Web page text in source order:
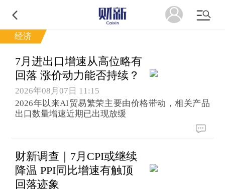
经济
7月进出口增速从高位略有
回落 涨价动力能否持续？
2026年08月07日 11:15
2026年以来AI贸易繁荣主要由价格带动，相关产品
出口数量增速近期已出现放缓
财新调查｜7月CPI或继续
降温 PPI同比增速有触顶
回落迹象